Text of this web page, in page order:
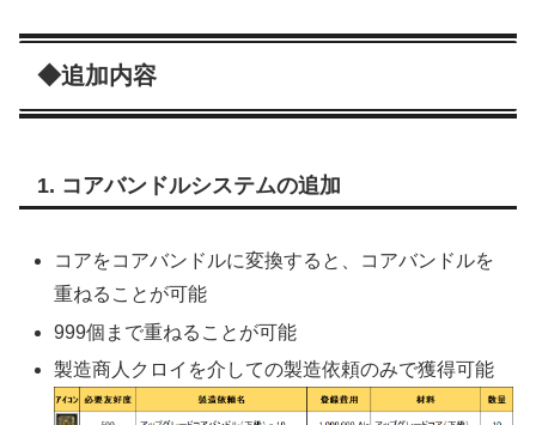
◆追加内容
1. コアバンドルシステムの追加
コアをコアバンドルに変換すると、コアバンドルを
重ねることが可能
999個まで重ねることが可能
製造商人クロイを介しての製造依頼のみで獲得可能